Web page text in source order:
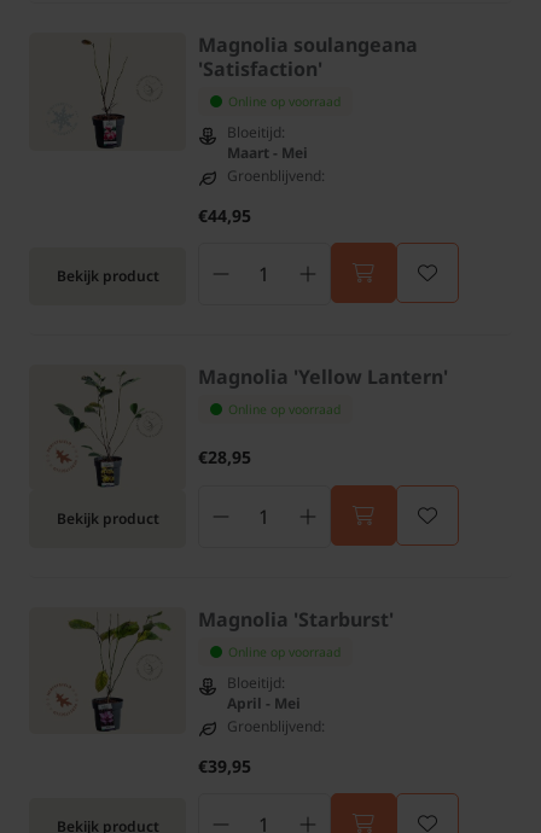
Bekijk product
Magnolia soulangeana
'Satisfaction'
Online op voorraad
Bloeitijd:
Maart - Mei
Groenblijvend:
€44,95
Bekijk product
Magnolia 'Yellow Lantern'
Online op voorraad
€28,95
Bekijk product
Magnolia 'Starburst'
Online op voorraad
Bloeitijd:
April - Mei
Groenblijvend:
€39,95